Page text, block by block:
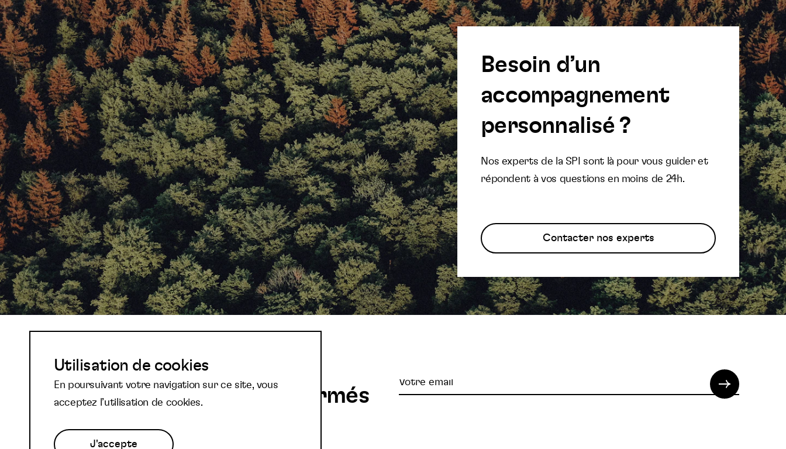
Besoin d’un
accompagnement
personnalisé ?
Nos experts de la SPI sont là pour vous guider et
répondent à vos questions en moins de 24h.
Contacter nos experts
Abonnez-vous à notre
newsletter et restez informés
Votre
Utilisation de cookies
En poursuivant votre navigation sur ce site, vous
acceptez l’utilisation de cookies.
J'accepte